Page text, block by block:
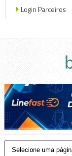
Login Parceiros